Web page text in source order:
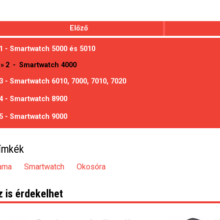
Előző
1 - Smartwatch 5000 és 5010
» 2 - Smartwatch 4000
3 - Smartwatch 6010, 7000, 7010, 7020
- Smartwatch 8900
5 - Smartwatch 9000
Smartwatch Okosóra
is érdekelhet